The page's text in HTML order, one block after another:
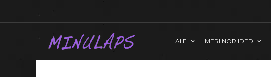
ALE MERIINORIIDED